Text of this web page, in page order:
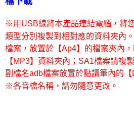
※用USB線將本產品連結電腦，將
類型分別複製到相對應的資料夾內
檔案，放置於【Ap4】的檔案夾內
【MP3】資料夾內；SA1檔案請複
副檔名adb檔案放置於點讀筆內的【
※各音檔名稱，請勿隨意更改。